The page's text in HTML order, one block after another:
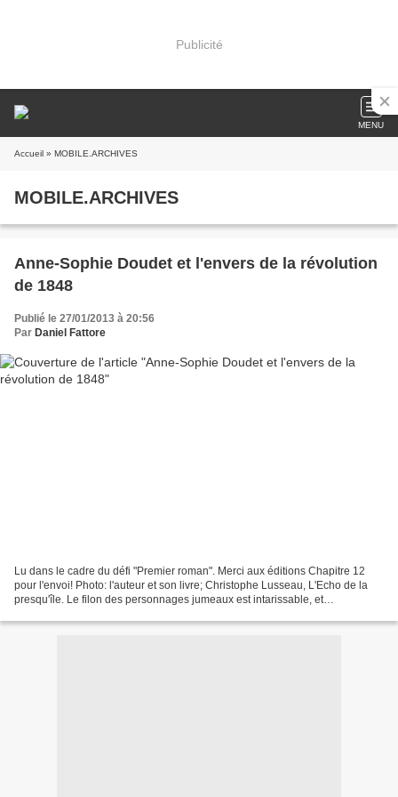
Publicité
MENU
Accueil » MOBILE.ARCHIVES
MOBILE.ARCHIVES
Anne-Sophie Doudet et l'envers de la révolution
de 1848
Publié le 27/01/2013 à 20:56
Par Daniel Fattore
Lu dans le cadre du défi "Premier roman". Merci aux éditions Chapitre 12
pour l'envoi! Photo: l'auteur et son livre; Christophe Lusseau, L'Echo de la
presqu'île. Le filon des personnages jumeaux est intarissable, et